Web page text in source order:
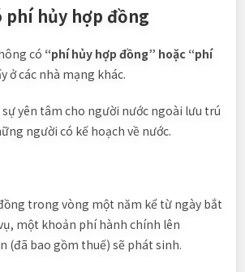
phí hủy hợp đồng
có “phí hủy hợp đồng” hoặc “phí
ở các nhà mạng khác.
yên tâm cho người nước ngoài lưu trú
người có kế hoạch về nước.
trong vòng một năm kể từ ngày bắt
một khoản phí hành chính lên
(đã bao gồm thuế) sẽ phát sinh.